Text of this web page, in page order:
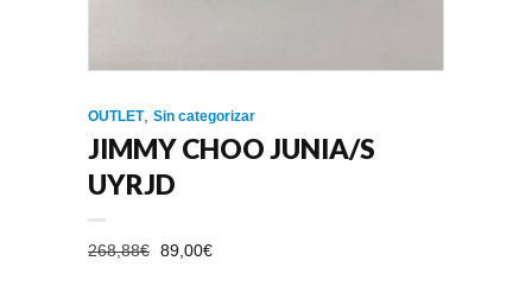
OUTLET, Sin categorizar
JIMMY CHOO JUNIA/S
UYRJD
268,88€ EL
89,00€EL